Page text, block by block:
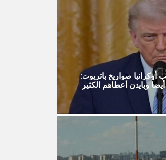
صواريخ باتريوت:
وبايدن أعطاهم الكثير